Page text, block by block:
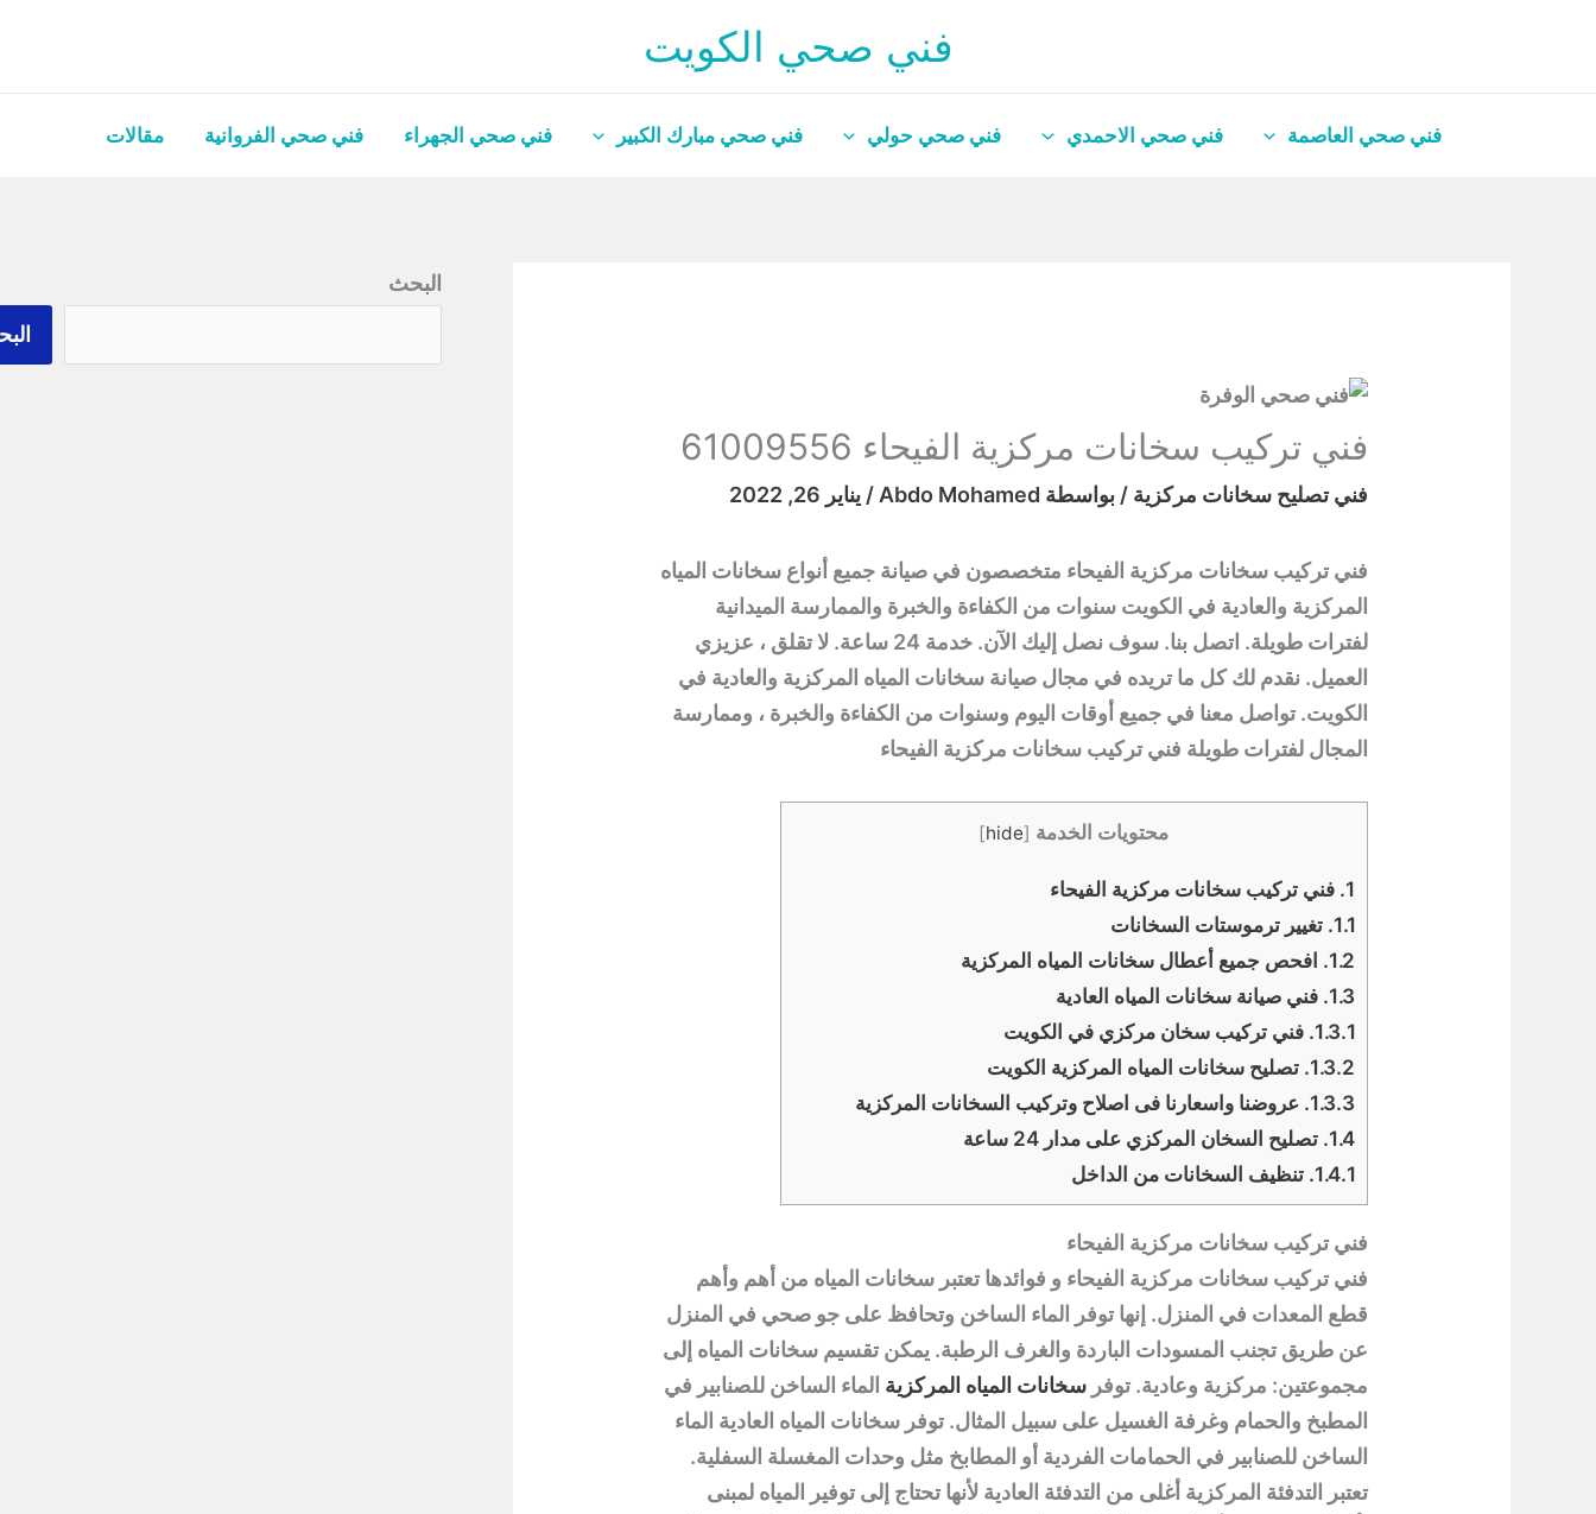
فني صحي الكويت
فني صحي العاصمة فني صحي الاحمدي فني صحي حولي فني صحي مبارك الكبير فني صحي الجهراء فني صحي الفروانية مقالات
فني تركيب سخانات مركزية الفيحاء 61009556
فني تصليح سخانات مركزية / بواسطة Abdo Mohamed
/يناير 26, 2022
فني تركيب سخانات مركزية الفيحاء متخصصون في صيانة جميع أنواع سخانات المياه
المركزية والعادية في الكويت سنوات من الكفاءة والخبرة والممارسة الميدانية
لفترات طويلة. اتصل بنا. سوف نصل إليك الآن. خدمة 24 ساعة. لا تقلق ، عزيزي
العميل. نقدم لك كل ما تريده في مجال صيانة سخانات المياه المركزية والعادية في
الكويت. تواصل معنا في جميع أوقات اليوم وسنوات من الكفاءة والخبرة ، وممارسة
المجال لفترات طويلة فني تركيب سخانات مركزية الفيحاء
محتويات الخدمة [
hide
]
1. فني تركيب سخانات مركزية الفيحاء
1.1. تغيير ترموستات السخانات
1.2. افحص جميع أعطال سخانات المياه المركزية
1.3. فني صيانة سخانات المياه العادية
1.3.1. فني تركيب سخان مركزي في الكويت
1.3.2. تصليح سخانات المياه المركزية الكويت
1.3.3. عروضنا واسعارنا فى اصلاح وتركيب السخانات المركزية
1.4. تصليح السخان المركزي على مدار 24 ساعة
1.4.1. تنظيف السخانات من الداخل
فني تركيب سخانات مركزية الفيحاء
فني تركيب سخانات مركزية الفيحاء و فوائدها تعتبر سخانات المياه من أهم وأهم
قطع المعدات في المنزل. إنها توفر الماء الساخن وتحافظ على جو صحي في المنزل
عن طريق تجنب المسودات الباردة والغرف الرطبة. يمكن تقسيم سخانات المياه إلى
مجموعتين: مركزية وعادية. توفرسخانات المياه المركزية الماء الساخن للصنابير في
المطبخ والحمام وغرفة الغسيل على سبيل المثال. توفر سخانات المياه العادية الماء
الساخن للصنابير في الحمامات الفردية أو المطابخ مثل وحدات المغسلة السفلية.
تعتبر التدفئة المركزية أغلى من التدفئة العادية لأنها تحتاج إلى توفير المياه لمبنى
البحث